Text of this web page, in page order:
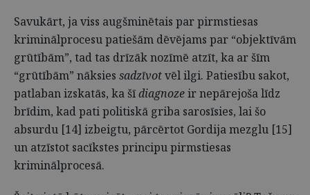
Savukārt, ja viss augšminētais par pirmstiesas
kriminālprocesu patiešām dēvējams par “objektīvām
grūtībām”, tad tas drīzāk nozīmē atzīt, ka ar šīm
“grūtībām” nāksies sadzīvotvēl ilgi. Patiesību sakot,
patlaban izskatās, ka šīdiagnozeir nepārejoša līdz
brīdim, kad pati politiskā griba sarosīsies, lai šo
absurdu [14] izbeigtu, pārcērtot Gordija mezglu [15]
un atzīstot sacīkstes principu pirmstiesas
kriminālprocesā.